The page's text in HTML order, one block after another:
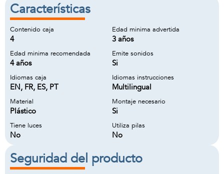
Características
Contenido caja
4
Edad minima advertida
3 años
Edad minima recomendada
4 años
Emite sonidos
Si
Idiomas caja
EN, FR, ES, PT
Idiomas instrucciones
Multilingual
Material
Plástico
Montaje necesario
Si
Tiene luces
No
Utiliza pilas
No
Seguridad del producto